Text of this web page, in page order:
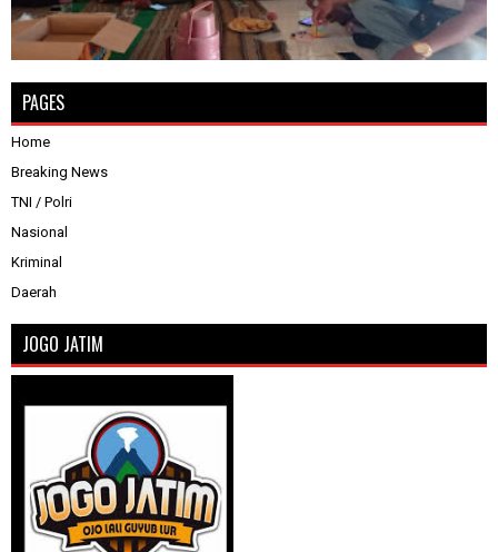
PAGES
Home
Breaking News
TNI / Polri
Nasional
Kriminal
Daerah
JOGO JATIM